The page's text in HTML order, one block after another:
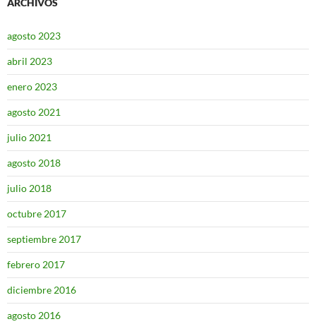
ARCHIVOS
agosto 2023
abril 2023
enero 2023
agosto 2021
julio 2021
agosto 2018
julio 2018
octubre 2017
septiembre 2017
febrero 2017
diciembre 2016
agosto 2016